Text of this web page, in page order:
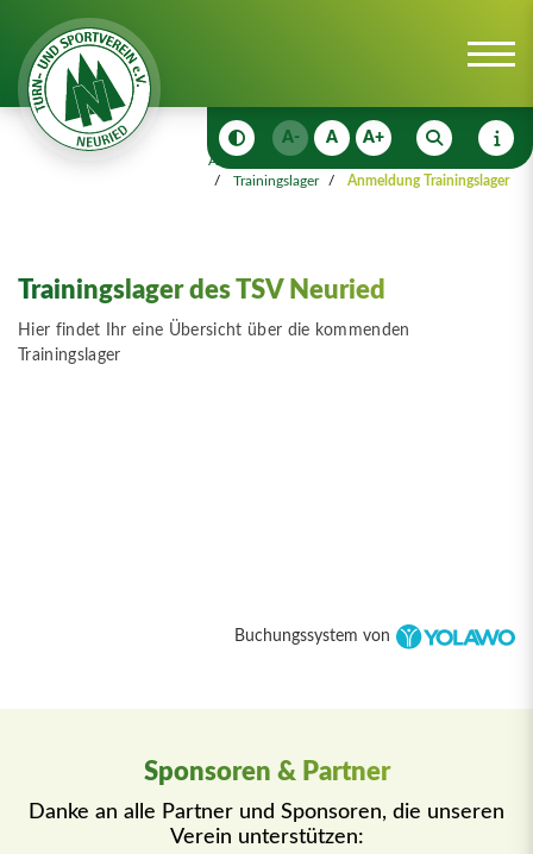
A- A A+
Anmeldungen
Trainingslager
Anmeldung Trainingslager
Trainingslager des TSV Neuried
Hier findet Ihr eine Übersicht über die kommenden
Trainingslager
Buchungssystem von
Sponsoren & Partner
Danke an alle Partner und Sponsoren, die unseren
Verein unterstützen: